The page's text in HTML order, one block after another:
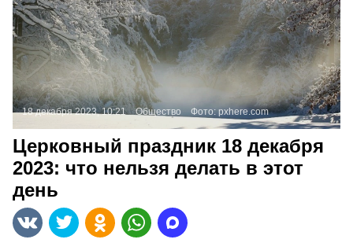
18 декабря 2023, 10:21 Общество Фото:pxhere.com
Церковный праздник 18 декабря
2023: что нельзя делать в этот
день